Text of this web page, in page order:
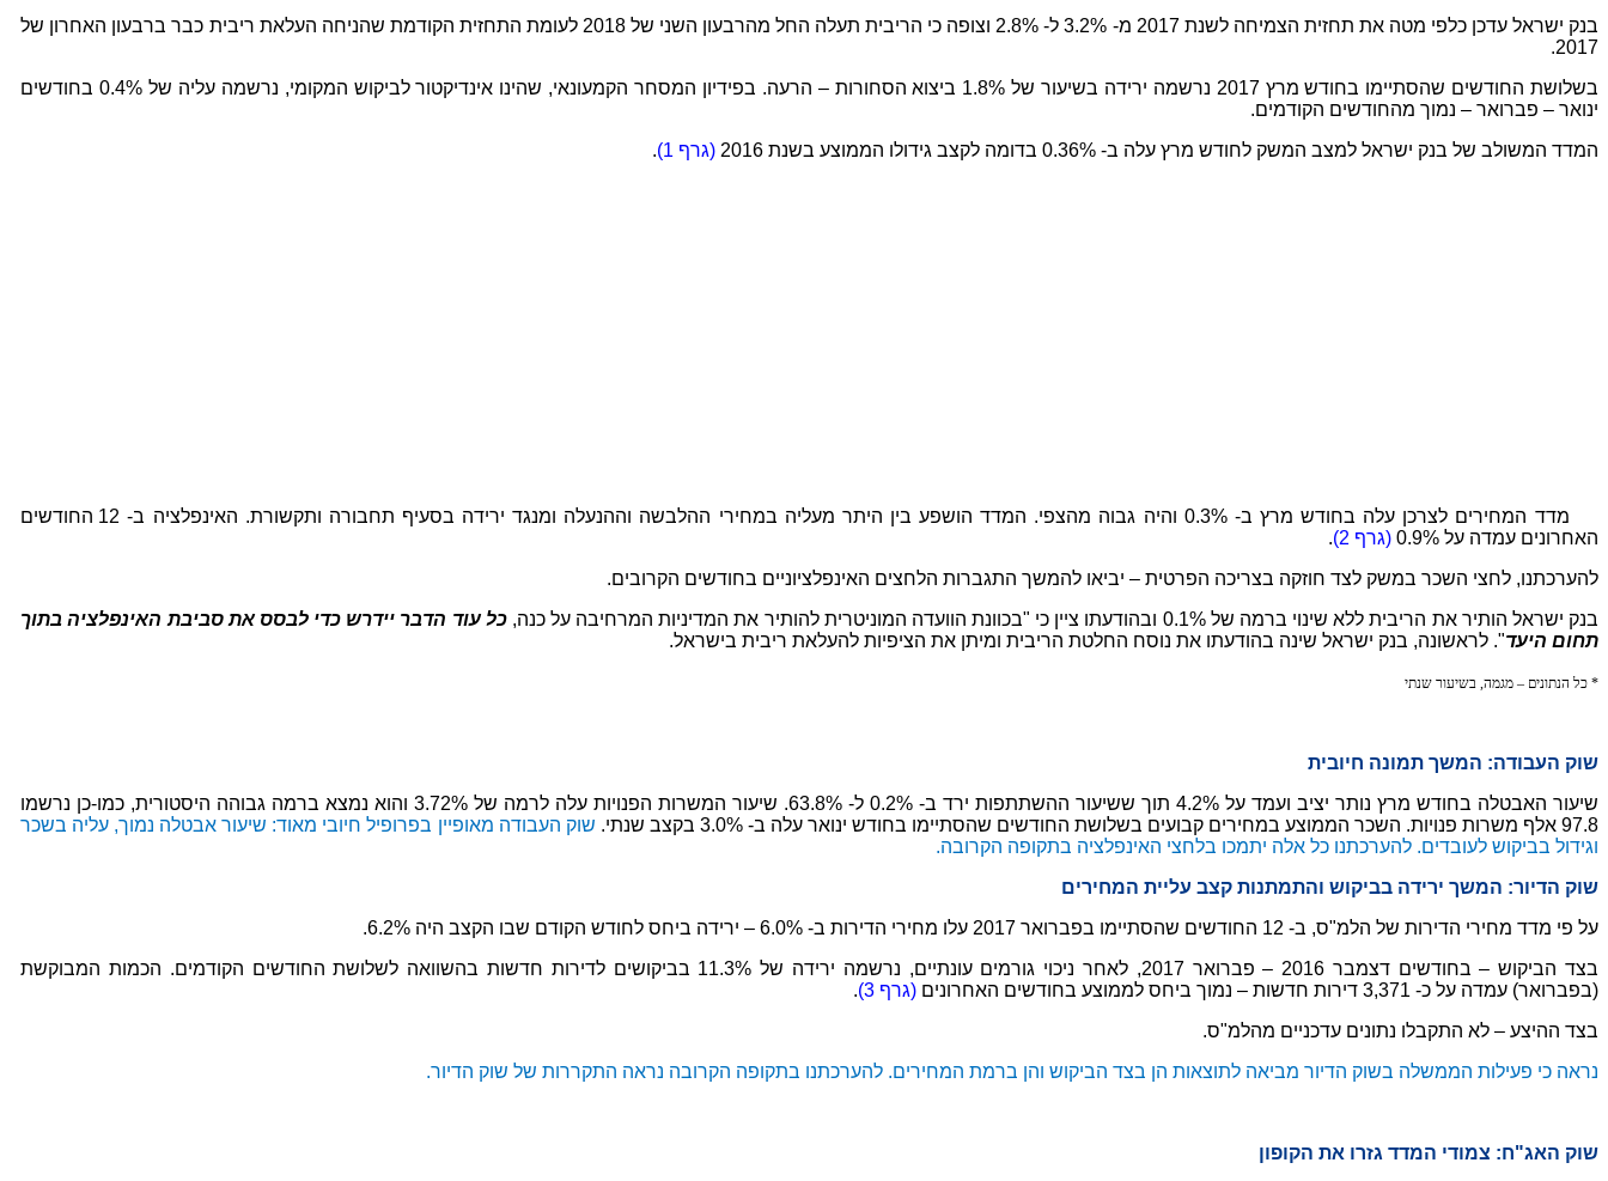
בנק ישראל עדכן כלפי מטה את תחזית הצמיחה לשנת 2017 מ- 3.2% ל- 2.8% וצופה כי הריבית תעלה החל מהרבעון השני של 2018 לעומת התחזית הקודמת שהניחה העלאת ריבית כבר ברבעון האחרון של
2017.
בשלושת החודשים שהסתיימו בחודש מרץ 2017 נרשמה ירידה בשיעור של 1.8% ביצוא הסחורות – הרעה. בפידיון המסחר הקמעונאי, שהינו אינדיקטור לביקוש המקומי, נרשמה עליה של 0.4% בחודשים
ינואר – פברואר – נמוך מהחודשים הקודמים.
המדד המשולב של בנק ישראל למצב המשק לחודש מרץ עלה ב- 0.36% בדומה לקצב גידולו הממוצע בשנת 2016
(גרף 1) .
מדד המחירים לצרכן עלה בחודש מרץ ב- 0.3% והיה גבוה מהצפי. המדד הושפע בין היתר מעליה במחירי ההלבשה וההנעלה ומנגד ירידה בסעיף תחבורה ותקשורת. האינפלציה ב- 12 החודשים
האחרונים עמדה על 0.9%
(גרף 2)
.
להערכתנו, לחצי השכר במשק לצד חוזקה בצריכה הפרטית – יביאו להמשך התגברות הלחצים האינפלציוניים בחודשים הקרובים.
בנק ישראל הותיר את הריבית ללא שינוי ברמה של 0.1% ובהודעתו ציין כי "בכוונת הוועדה המוניטרית להותיר את המדיניות המרחיבה על כנה,
כל עוד הדבר יידרש כדי לבסס את סביבת האינפלציה בתוך
תחום היעד". לראשונה, בנק ישראל שינה בהודעתו את נוסח החלטת הריבית ומיתן את הציפיות להעלאת ריבית בישראל.
* כל הנתונים – מגמה, בשיעור שנתי
שוק העבודה: המשך תמונה חיובית
שיעור האבטלה בחודש מרץ נותר יציב ועמד על 4.2% תוך ששיעור ההשתתפות ירד ב- 0.2% ל- 63.8%. שיעור המשרות הפנויות עלה לרמה של 3.72% והוא נמצא ברמה גבוהה היסטורית, כמו-כן נרשמו
97.8 אלף משרות פנויות. השכר הממוצע במחירים קבועים בשלושת החודשים שהסתיימו בחודש ינואר עלה ב- 3.0% בקצב שנתי.
שוק העבודה מאופיין בפרופיל חיובי מאוד: שיעור אבטלה נמוך, עליה בשכר
וגידול בביקוש לעובדים. להערכתנו כל אלה יתמכו בלחצי האינפלציה בתקופה הקרובה.
שוק הדיור: המשך ירידה בביקוש והתמתנות קצב עליית המחירים
על פי מדד מחירי הדירות של הלמ"ס, ב- 12 החודשים שהסתיימו בפברואר 2017 עלו מחירי הדירות ב- 6.0% – ירידה ביחס לחודש הקודם שבו הקצב היה 6.2%.
בצד הביקוש – בחודשים דצמבר 2016 – פברואר 2017, לאחר ניכוי גורמים עונתיים, נרשמה ירידה של 11.3% בביקושים לדירות חדשות בהשוואה לשלושת החודשים הקודמים. הכמות המבוקשת
(בפברואר) עמדה על כ- 3,371 דירות חדשות – נמוך ביחס לממוצע בחודשים האחרונים
(גרף 3)
.
בצד ההיצע – לא התקבלו נתונים עדכניים מהלמ"ס.
נראה כי פעילות הממשלה בשוק הדיור מביאה לתוצאות הן בצד הביקוש והן ברמת המחירים. להערכתנו בתקופה הקרובה נראה התקררות של שוק הדיור.
שוק האג"ח: צמודי המדד גזרו את הקופון